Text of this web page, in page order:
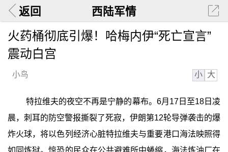
返回 西陆军情
火药桶彻底引爆！哈梅内伊“死亡宣言”
震动白宫
小鸟 小 大
特拉维夫的夜空不再是宁静的幕布。6月17日至18日凌
晨，刺耳的防空警报撕裂了死寂，伊朗第12轮导弹袭击的爆
炸火球，将以色列经济心脏特拉维夫与重要港口海法映照得
如同炼狱。惊恐的民众在公共避难所中蜷缩，海法炼油厂在